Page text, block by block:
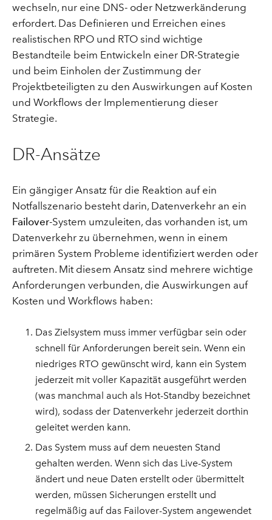
wechseln, nur eine DNS- oder Netzwerkänderung
erfordert. Das Definieren und Erreichen eines
realistischen RPO und RTO sind wichtige
Bestandteile beim Entwickeln einer DR-Strategie
und beim Einholen der Zustimmung der
Projektbeteiligten zu den Auswirkungen auf Kosten
und Workflows der Implementierung dieser
Strategie.
DR-Ansätze
Ein gängiger Ansatz für die Reaktion auf ein
Notfallszenario besteht darin, Datenverkehr an ein
Failover-System umzuleiten, das vorhanden ist, um
Datenverkehr zu übernehmen, wenn in einem
primären System Probleme identifiziert werden oder
auftreten. Mit diesem Ansatz sind mehrere wichtige
Anforderungen verbunden, die Auswirkungen auf
Kosten und Workflows haben:
Das Zielsystem muss immer verfügbar sein oder
schnell für Anforderungen bereit sein. Wenn ein
niedriges RTO gewünscht wird, kann ein System
jederzeit mit voller Kapazität ausgeführt werden
(was manchmal auch als Hot-Standby bezeichnet
wird), sodass der Datenverkehr jederzeit dorthin
geleitet werden kann.
Das System muss auf dem neuesten Stand
gehalten werden. Wenn sich das Live-System
ändert und neue Daten erstellt oder übermittelt
werden, müssen Sicherungen erstellt und
regelmäßig auf das Failover-System angewendet